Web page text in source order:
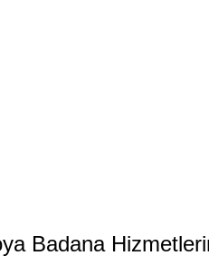
Badana